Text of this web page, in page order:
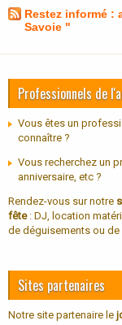
Restez informé :
Savoie "
Professionnels de
Vous êtes un
connaître ?
Vous recherchez un
anniversaire, etc ?
Rendez-vous sur notre
fête: DJ, location
de déguisements ou de
Sites partenaires
Notre site partenaire le